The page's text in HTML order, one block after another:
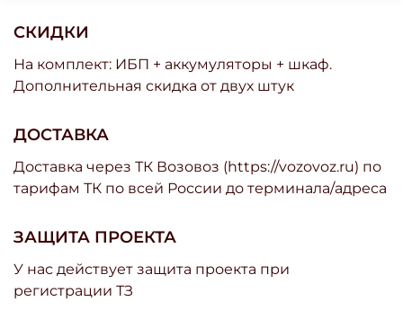
СКИДКИ
На комплект: ИБП + аккумуляторы + шкаф.
Дополнительная скидка от двух штук
ДОСТАВКА
Доставка через ТК Возовоз (https://vozovoz.ru) по
тарифам ТК по всей России до терминала/адреса
ЗАЩИТА ПРОЕКТА
У нас действует защита проекта при
регистрации ТЗ